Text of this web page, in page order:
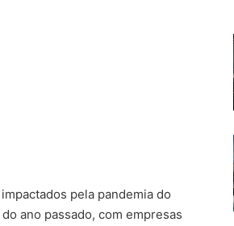
pela pandemia do
ano passado, com empresas